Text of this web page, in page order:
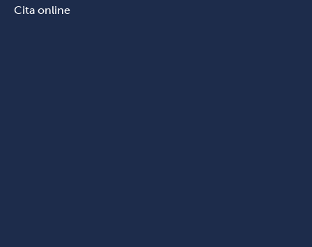
Cita online